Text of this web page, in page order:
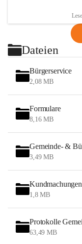
Dateien
Bürgerservice
2,08 MB
Formulare
8,16 MB
Gemeinde- &
3,49 MB
Kundmachungen
1,8 MB
Protokolle
63,49 MB